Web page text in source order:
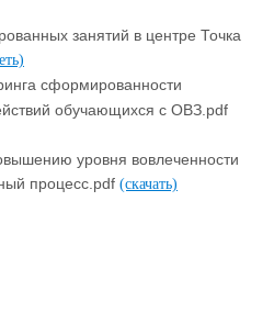
занятий в центре Точка
сформированности
обучающихся с ОВЗ.pdf
уровня вовлеченности
процесс.pdf (скачать)